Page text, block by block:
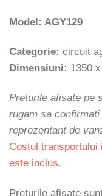
Model: AGY129
Categorie: circuit
Dimensiuni: 1350
Preturile afisate pe
rugam sa
reprezentant de
Costul transportului
este inclus.
Preturile afisate